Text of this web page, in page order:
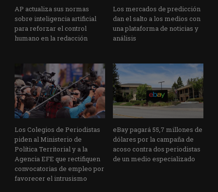
AP actualiza sus normas
sobre inteligencia artificial
para reforzar el control
humano en la redacción
Los mercados de predicción
dan el salto a los medios con
una plataforma de noticias y
análisis
Los Colegios de Periodistas
piden al Ministerio de
Política Territorial y a la
Agencia EFE que rectifiquen
convocatorias de empleo por
favorecer el intrusismo
eBay pagará 55,7 millones de
dólares por la campaña de
acoso contra dos periodistas
de un medio especializado